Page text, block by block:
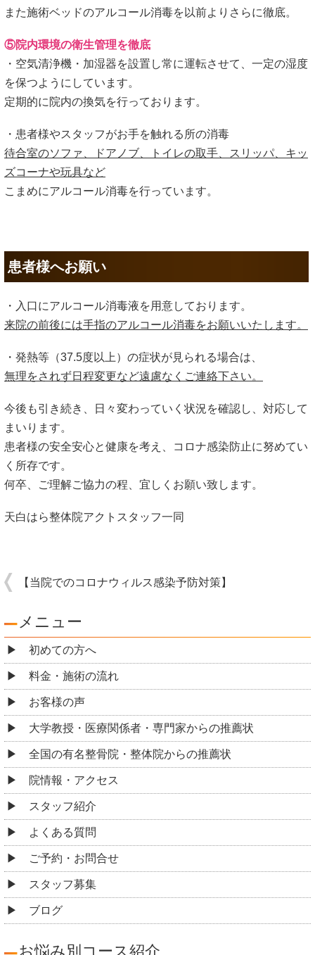
また施術ベッドのアルコール消毒を以前よりさらに徹底。
⑤院内環境の衛生管理を徹底
・空気清浄機・加湿器を設置し常に運転させて、一定の湿度
を保つようにしています。
定期的に院内の換気を行っております。
・患者様やスタッフがお手を触れる所の消毒
待合室のソファ、ドアノブ、トイレの取手、スリッパ、キッ
ズコーナや玩具など
こまめにアルコール消毒を行っています。
患者様へお願い
・入口にアルコール消毒液を用意しております。
来院の前後には手指のアルコール消毒をお願いいたします。
・発熱等（37.5度以上）の症状が見られる場合は、
無理をされず日程変更など遠慮なくご連絡下さい。
今後も引き続き、日々変わっていく状況を確認し、対応して
まいります。
患者様の安全安心と健康を考え、コロナ感染防止に努めてい
く所存です。
何卒、ご理解ご協力の程、宜しくお願い致します。
天白はら整体院アクトスタッフ一同
【当院でのコロナウィルス感染予防対策】
メニュー
初めての方へ
料金・施術の流れ
お客様の声
大学教授・医療関係者・専門家からの推薦状
全国の有名整骨院・整体院からの推薦状
院情報・アクセス
スタッフ紹介
よくある質問
ご予約・お問合せ
スタッフ募集
ブログ
お悩み別コース紹介